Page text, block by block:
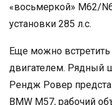
«восьмеркой» М62/
установки 285 л.с.
Еще можно
двигателем. Рядный
Рендж Ровер
BMW M57, рабочий